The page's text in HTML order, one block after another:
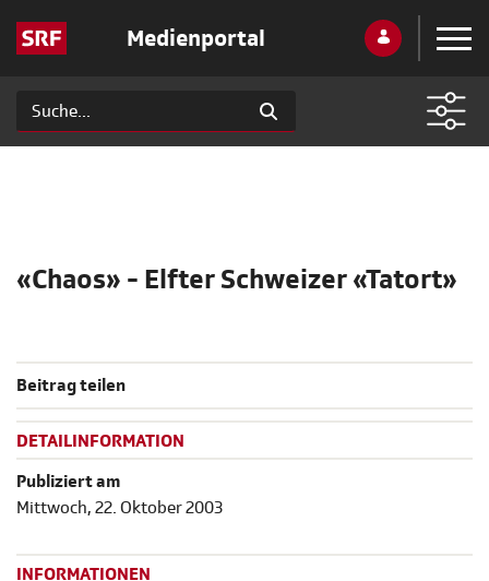
Medienportal
«Chaos» - Elfter Schweizer «Tatort»
Beitrag teilen
DETAILINFORMATION
Publiziert am
Mittwoch, 22. Oktober 2003
INFORMATIONEN